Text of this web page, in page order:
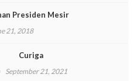
Presiden Mesir
21, 2018
Curiga
September 21, 2021